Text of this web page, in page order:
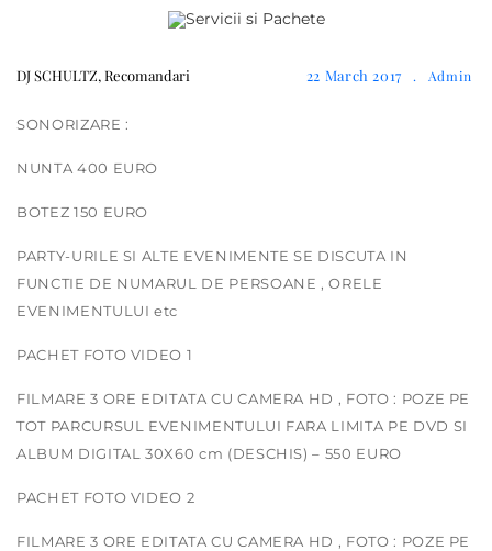
DJ SCHULTZ, Recomandari 22 March 2017 . Admin
SONORIZARE :
NUNTA 400 EURO
BOTEZ 150 EURO
PARTY-URILE SI ALTE EVENIMENTE SE DISCUTA IN
FUNCTIE DE NUMARUL DE PERSOANE , ORELE
EVENIMENTULUI etc
PACHET FOTO VIDEO 1
FILMARE 3 ORE EDITATA CU CAMERA HD , FOTO : POZE PE
TOT PARCURSUL EVENIMENTULUI FARA LIMITA PE DVD SI
ALBUM DIGITAL 30X60 cm (DESCHIS) – 550 EURO
PACHET FOTO VIDEO 2
FILMARE 3 ORE EDITATA CU CAMERA HD , FOTO : POZE PE